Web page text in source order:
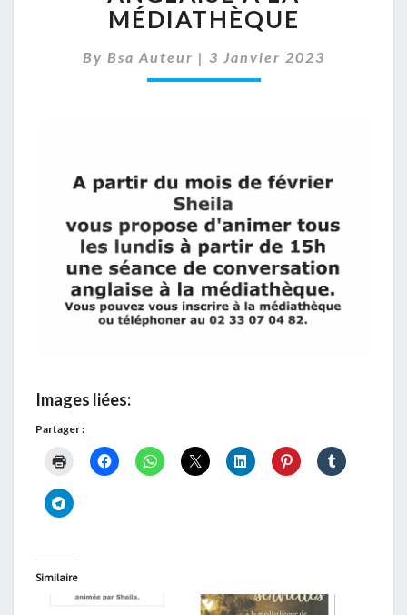
LA
MÉDIATHÈQUE
By Bsa Auteur | 3 Janvier 2023
Images liées:
Partager :
Similaire